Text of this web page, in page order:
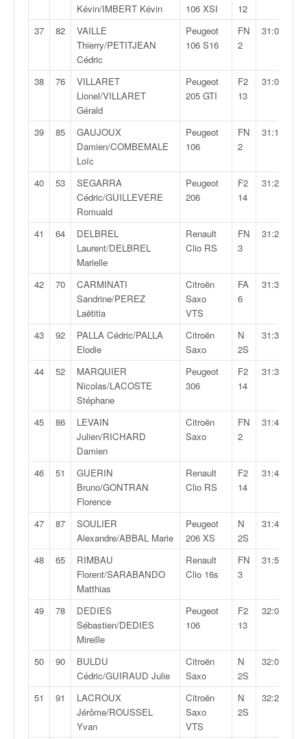
Kévin/IMBERT Kévin
106 XSI
12
37 82
VAILLE
Thierry/PETITJEAN
Cédric
Peugeot
106 S16
FN
2
31:00,7
38 76
VILLARET
Lionel/VILLARET
Gérald
Peugeot
205 GTI
F2
13
31:02,6
39 85
GAUJOUX
Damien/COMBEMALE
Loïc
Peugeot
106
FN
2
31:16,6
40 53
SEGARRA
Cédric/GUILLEVERE
Romuald
Peugeot
206
F2
14
31:24,9
41 64
DELBREL
Laurent/DELBREL
Marielle
Renault
Clio RS
FN
3
31:25,7
42 70
CARMINATI
Sandrine/PEREZ
Laëtitia
Citroën
Saxo
VTS
FA
6
31:37,7
43 92
PALLA Cédric/PALLA
Elodie
Citroën
Saxo
N
2S
31:37,7
44 52
MARQUIER
Nicolas/LACOSTE
Stéphane
Peugeot
306
F2
14
31:39,6
45 86
LEVAIN
Julien/RICHARD
Damien
Citroën
Saxo
FN
2
31:42,8
46 51
GUERIN
Bruno/GONTRAN
Florence
Renault
Clio RS
F2
14
31:47,2
47 87
SOULIER
Alexandre/ABBAL Marie
Peugeot
206 XS
N
2S
31:48,7
48 65
RIMBAU
Florent/SARABANDO
Matthias
Renault
Clio 16s
FN
3
31:59,5
49 78
DEDIES
Sébastien/DEDIES
Mireille
Peugeot
106
F2
13
32:06,7
50 90
BULDU
Cédric/GUIRAUD Julie
Citroën
Saxo
N
2S
32:06,8
51 91
LACROUX
Jérôme/ROUSSEL
Yvan
Citroën
Saxo
VTS
N
2S
32:25,5